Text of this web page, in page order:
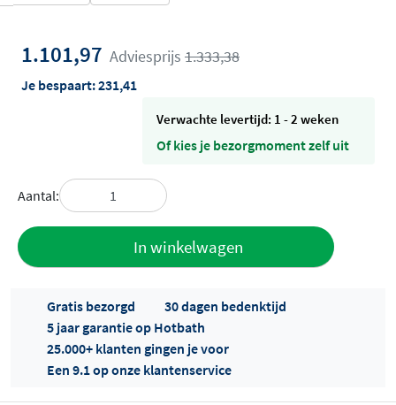
1.101,97 Adviesprijs 1.333,38
Je bespaart:231,41
Verwachte levertijd: 1 - 2 weken
Of kies je bezorgmoment zelf uit
Aantal:
In winkelwagen
Gratis bezorgd
30 dagen bedenktijd
5 jaar garantie op Hotbath
25.000+ klanten gingen je voor
Een 9.1 op onze klantenservice